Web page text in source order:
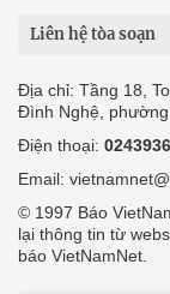
Liên hệ tòa soạn
Địa chỉ: Tầng 18,
Đình Nghệ, phường
Điện thoại:
Email:
© 1997 Báo
lại thông tin từ
báo VietNamNet.